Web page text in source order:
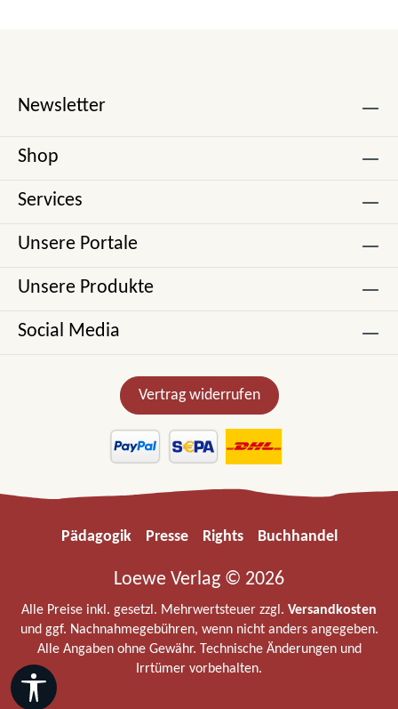
Newsletter
Shop
Services
Unsere Portale
Unsere Produkte
Social Media
Vertrag widerrufen
Pädagogik Presse Rights Buchhandel
Loewe Verlag © 2026
Alle Preise inkl. gesetzl. Mehrwertsteuer zzgl. Versandkosten
und ggf. Nachnahmegebühren, wenn nicht anders angegeben.
Alle Angaben ohne Gewähr. Technische Änderungen und
Irrtümer vorbehalten.
Werkzeugleiste anzeigen